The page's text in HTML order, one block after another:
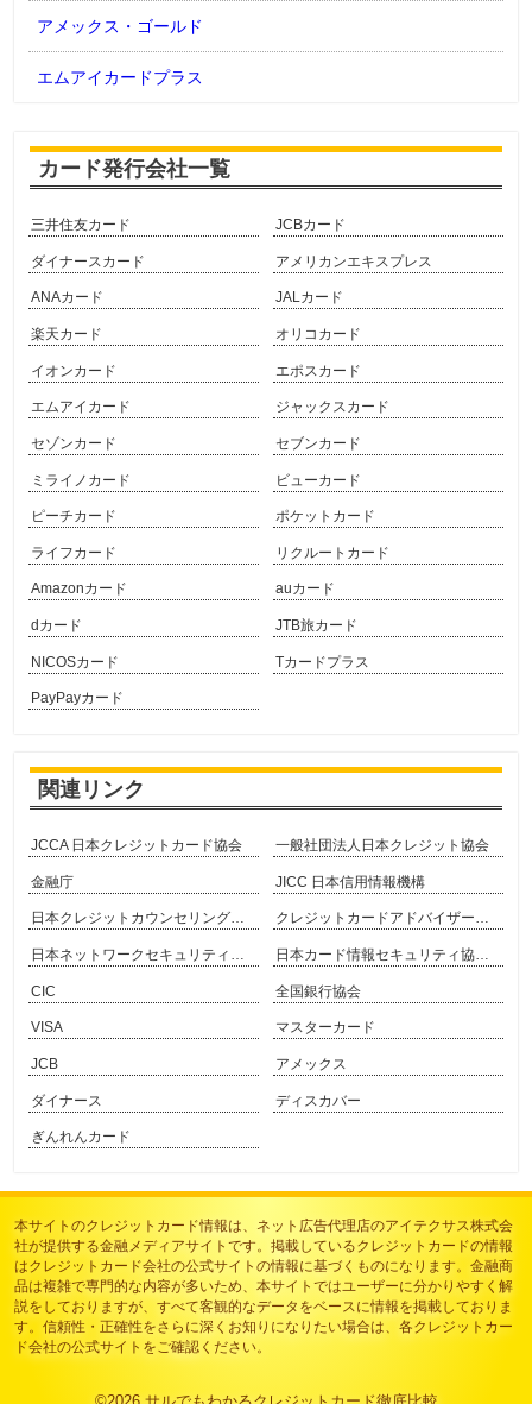
アメックス・ゴールド
エムアイカードプラス
カード発行会社一覧
三井住友カード JCBカード
ダイナースカード アメリカンエキスプレス
ANAカード JALカード
楽天カード オリコカード
イオンカード エポスカード
エムアイカード ジャックスカード
セゾンカード セブンカード
ミライノカード ビューカード
ピーチカード ポケットカード
ライフカード リクルートカード
Amazonカード auカード
dカード JTB旅カード
NICOSカード Tカードプラス
PayPayカード
関連リンク
JCCA 日本クレジットカード協会 一般社団法人日本クレジット協会
金融庁 JICC 日本信用情報機構
日本クレジットカウンセリング協会 クレジットカードアドバイザー協会
日本ネットワークセキュリティ協会 日本カード情報セキュリティ協議会
CIC 全国銀行協会
VISA マスターカード
JCB アメックス
ダイナース ディスカバー
ぎんれんカード
本サイトのクレジットカード情報は、 ネット広告代理店のアイテクサス株式会
社が提供する金融メディアサイトです。掲載しているクレジットカードの情報
はクレジットカード会社の公式サイトの情報に基づくものになります。金融商
品は複雑で専門的な内容が多いため、本サイトではユーザーに分かりやすく解
説をしておりますが、すべて客観的なデータをベースに情報を掲載しておりま
す。信頼性・正確性をさらに深くお知りになりたい場合は、各クレジットカー
ド会社の公式サイトをご確認ください。